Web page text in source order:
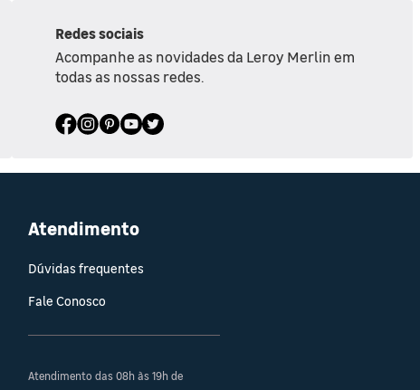
Redes sociais
Acompanhe as novidades da Leroy Merlin em
todas as nossas redes.
Atendimento
Dúvidas frequentes
Fale Conosco
Atendimento das 08h às 19h de